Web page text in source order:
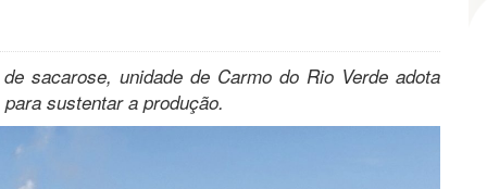
sacarose, unidade de Carmo do Rio Verde adota
sustentar a produção.